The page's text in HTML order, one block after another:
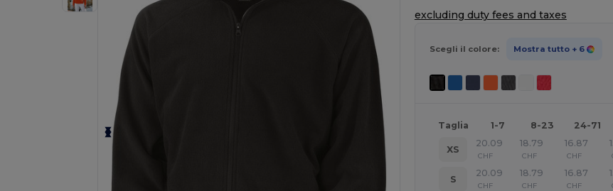
excluding duty fees and taxes
Scegli il colore: Mostra tutto + 6
Taglia 1-7 8-23 24-71
XS
20.09
CHF
18.79
CHF
16.87
CHF
S
20.09
CHF
18.79
CHF
16.87
CHF